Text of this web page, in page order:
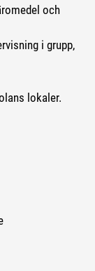
och
i grupp,
lokaler.
sida.)